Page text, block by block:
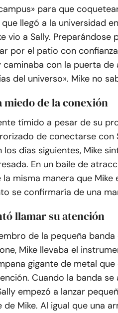
para que
llegó a la universidad
vio a Sally.
por el patio con
caminaba con la puerta
del universo». Mike no
miedo de la conexión
tímido a pesar de su
de conectarse con
los días siguientes, Mike
En un baile de
la misma manera que
se confirmaría de una
llamar su atención
de la pequeña
Mike llevaba el
gigante de metal
Cuando la banda
empezó a lanzar
de Mike. Al igual que una